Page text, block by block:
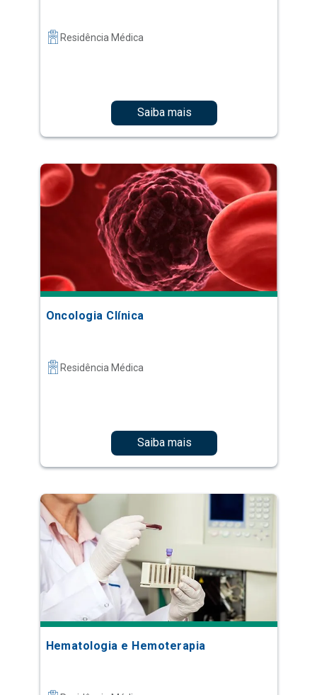
Residência Médica
Saiba mais
Oncologia Clínica
Residência Médica
Saiba mais
Hematologia e Hemoterapia